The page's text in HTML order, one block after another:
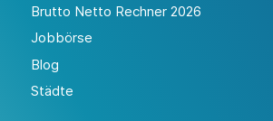
Brutto Netto Rechner 2026
Jobbörse
Blog
Städte